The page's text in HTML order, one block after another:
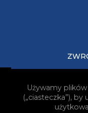
Używamy
(„ciasteczka”),